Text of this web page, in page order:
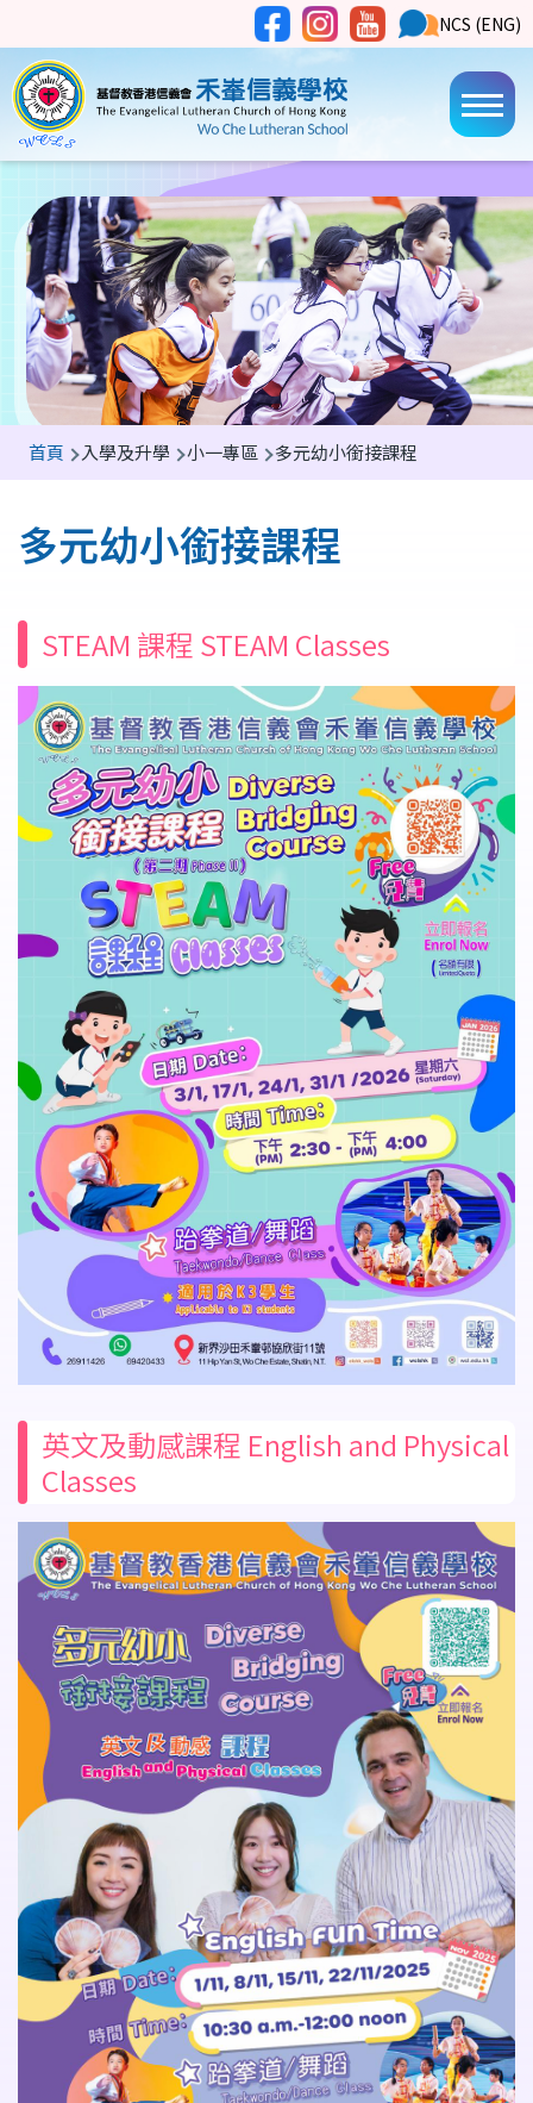
Social
Media
NCS
Button
NCS (ENG)
Main
導
連
結
首頁 入學及升學 小一專區 多元幼小銜接課程
多元幼小銜接課程
STEAM 課程 STEAM Classes
英文及動感課程 English and Physical
Classes